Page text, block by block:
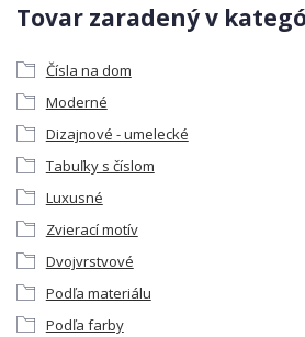
Tovar zaradený v
Čísla na dom
Moderné
Dizajnové - umelecké
Tabuľky s číslom
Luxusné
Zvierací motív
Dvojvrstvové
Podľa materiálu
Podľa farby